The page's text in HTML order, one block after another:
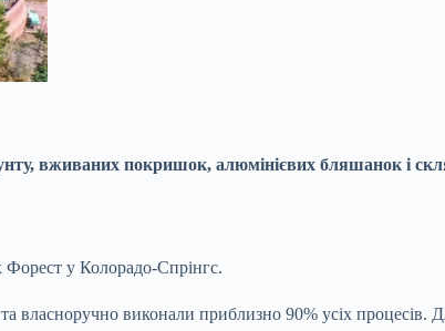
вживаних покришок, алюмінієвих бляшанок і
Форест у Колорадо-Спрінгс.
виконали приблизно 90% усіх процесів.